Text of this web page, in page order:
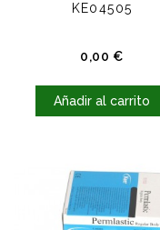
KE04505
0,00 €Precio
Añadir al carrito